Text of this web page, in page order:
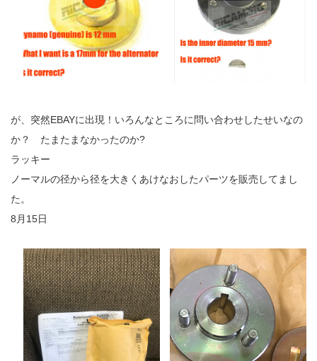
が、突然EBAYに出現！いろんなところに問い合わせしたせいなの
か？ たまたまなかったのか?
ラッキー
ノーマルの径から径を大きくあけなおしたパーツを販売してまし
た。
8月15日